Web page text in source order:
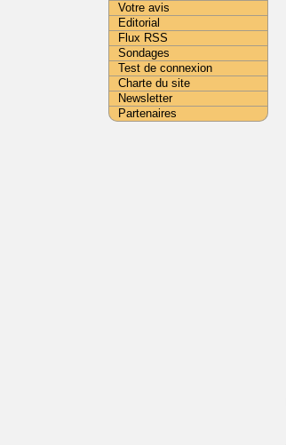
Votre avis
Editorial
Flux RSS
Sondages
Test de connexion
Charte du site
Newsletter
Partenaires